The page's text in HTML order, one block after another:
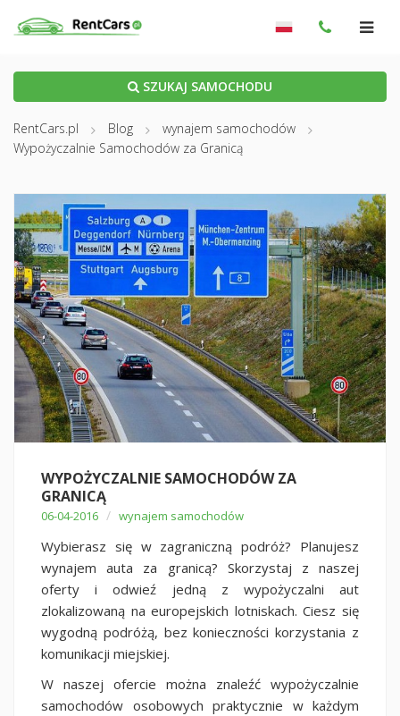
SZUKAJ SAMOCHODU
RentCars.pl Blog
wynajem samochodów
Wypożyczalnie Samochodów za Granicą
WYPOŻYCZALNIE SAMOCHODÓW ZA
GRANICĄ
06-04-2016 / wynajem samochodów
Wybierasz się w zagraniczną podróż? Planujesz
wynajem auta za granicą? Skorzystaj z naszej
oferty i odwieź jedną z wypożyczalni aut
zlokalizowaną na europejskich lotniskach. Ciesz się
wygodną podróżą, bez konieczności korzystania z
komunikacji miejskiej.
W naszej ofercie można znaleźć wypożyczalnie
samochodów osobowych praktycznie w każdym